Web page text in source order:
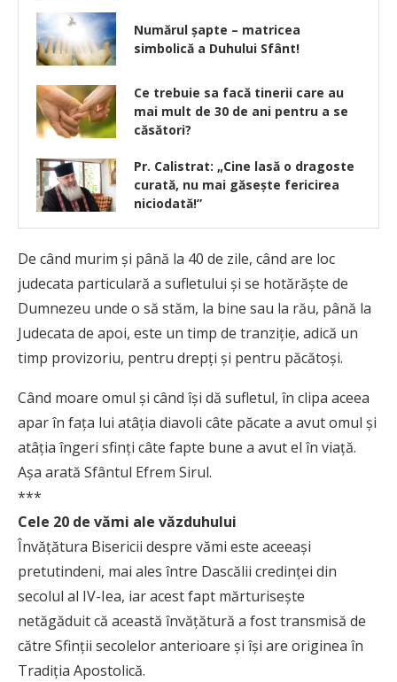
Numărul şapte – matricea
simbolică a Duhului Sfânt!
Ce trebuie sa facă tinerii care au
mai mult de 30 de ani pentru a se
căsători?
Pr. Calistrat: „Cine lasă o dragoste
curată, nu mai găsește fericirea
niciodată!”
De când murim şi până la 40 de zile, când are loc
judecata particulară a sufletului şi se hotărăşte de
Dumnezeu unde o să stăm, la bine sau la rău, până la
Judecata de apoi, este un timp de tranziţie, adică un
timp provizoriu, pentru drepţi şi pentru păcătoşi.
Când moare omul şi când îşi dă sufletul, în clipa aceea
apar în faţa lui atâţia diavoli câte păcate a avut omul şi
atâţia îngeri sfinţi câte fapte bune a avut el în viaţă.
Aşa arată Sfântul Efrem Sirul.
***
Cele 20 de vămi ale văzduhului
Învăţătura Bisericii despre vămi este aceeaşi
pretutindeni, mai ales între Dascălii credinţei din
secolul al IV-Iea, iar acest fapt mărturiseşte
netăgăduit că această învăţătură a fost transmisă de
către Sfinţii secolelor anterioare şi îşi are originea în
Tradiţia Apostolică.